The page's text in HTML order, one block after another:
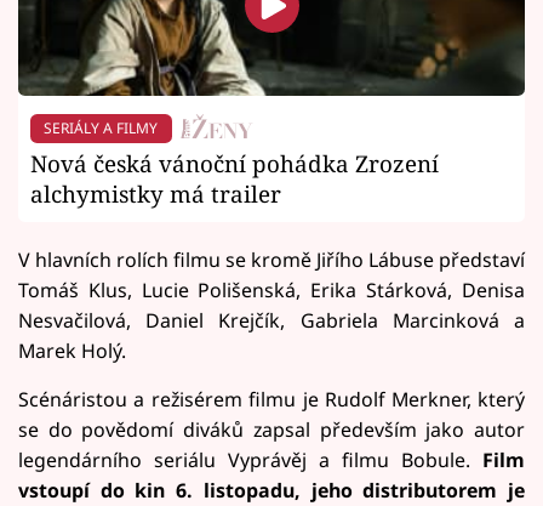
SERIÁLY A FILMY
Nová česká vánoční pohádka Zrození
alchymistky má trailer
V hlavních rolích filmu se kromě Jiřího Lábuse představí
Tomáš Klus, Lucie Polišenská, Erika Stárková, Denisa
Nesvačilová, Daniel Krejčík, Gabriela Marcinková a
Marek Holý.
Scénáristou a režisérem filmu je Rudolf Merkner, který
se do povědomí diváků zapsal především jako autor
legendárního seriálu Vyprávěj a filmu Bobule. Film
vstoupí do kin 6. listopadu, jeho distributorem je